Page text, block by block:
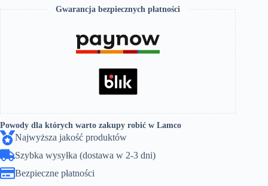
łatwe
czyszczenie,
metalowy
korek
Gwarancja bezpiecznych płatności
Powody dla których warto zakupy robić w Lamco
Najwyższa jakość produktów
Szybka wysyłka (dostawa w 2-3 dni)
Bezpieczne płatności